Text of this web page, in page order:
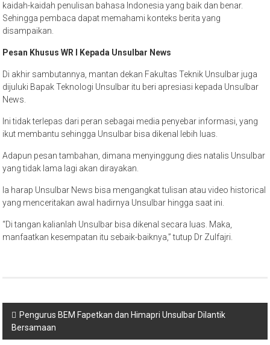
kaidah-kaidah penulisan bahasa Indonesia yang baik dan benar.
Sehingga pembaca dapat memahami konteks berita yang
disampaikan.
Pesan Khusus WR I Kepada Unsulbar News
Di akhir sambutannya, mantan dekan Fakultas Teknik Unsulbar juga
dijuluki Bapak Teknologi Unsulbar itu beri apresiasi kepada Unsulbar
News.
Ini tidak terlepas dari peran sebagai media penyebar informasi, yang
ikut membantu sehingga Unsulbar bisa dikenal lebih luas.
Adapun pesan tambahan, dimana menyinggung dies natalis Unsulbar
yang tidak lama lagi akan dirayakan.
Ia harap Unsulbar News bisa mengangkat tulisan atau video historical
yang menceritakan awal hadirnya Unsulbar hingga saat ini.
“Di tangan kalianlah Unsulbar bisa dikenal secara luas. Maka,
manfaatkan kesempatan itu sebaik-baiknya,” tutup Dr Zulfajri.
Navigasi
pos
Pengurus BEM Fapetkan dan Himapri Unsulbar Dilantik
Bersamaan